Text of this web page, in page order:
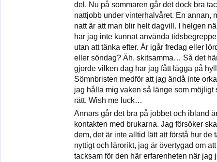
del. Nu på sommaren går det dock bra
nattjobb under vinterhalvåret. En annan,
natt är att man blir helt dagvill. I helgen
har jag inte kunnat använda
utan att tänka efter. Är igår fredag eller
eller söndag? Äh, skitsamma… Så det
gjorde vilken dag har jag fått lägga på
Sömnbristen medför att jag ändå inte
jag hålla mig vaken så länge som möjligt
rätt. Wish me luck…
Annars går det bra på jobbet och ibland
kontakten med brukarna. Jag försöker
dem, det är inte alltid lätt att förstå hur de
nyttigt och lärorikt, jag är övertygad om
tacksam för den här erfarenheten när jag